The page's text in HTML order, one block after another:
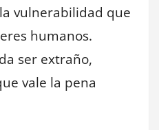
vulnerabilidad que
humanos.
ser extraño,
vale la pena